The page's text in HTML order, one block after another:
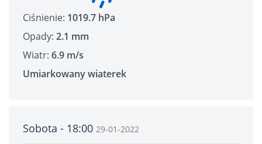
Ciśnienie: 1019.7 hPa
Opady: 2.1 mm
Wiatr: 6.9 m/s
Umiarkowany wiaterek
Sobota - 18:00 29-01-2022